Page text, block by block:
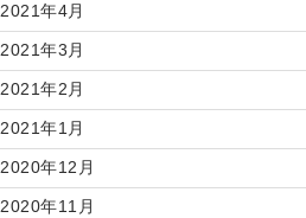
2021年4月
2021年3月
2021年2月
2021年1月
2020年12月
2020年11月